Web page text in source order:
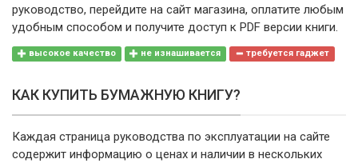
руководство, перейдите на сайт магазина, оплатите любым
удобным способом и получите доступ к PDF версии книги.
высокое качество не изнашивается требуется гаджет
КАК КУПИТЬ БУМАЖНУЮ КНИГУ?
Каждая страница руководства по эксплуатации на сайте
содержит информацию о ценах и наличии в нескольких